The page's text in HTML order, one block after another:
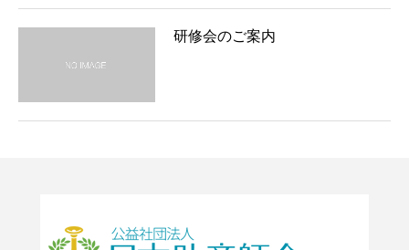
研修会のご案内